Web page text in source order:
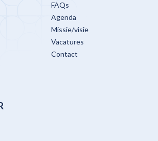
FAQs
Agenda
Missie/visie
Vacatures
Contact